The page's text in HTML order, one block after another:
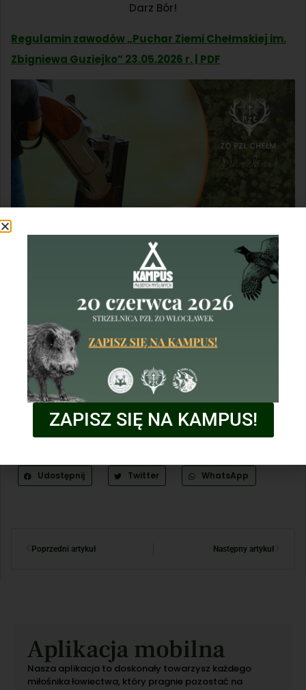
Darz Bór!
Regulamin zawodów „Puchar Ziemi Chełmskiej im.
Zbigniewa Guziejko” 23.05.2026 r. | PDF
Udostępnij Twitter WhatsApp
Poprzedni artykuł Następny artykuł
Aplikacja mobilna
Nasza aplikacja to doskonały towarzysz każdego
miłośnika łowiectwa, który pragnie pozostać na
ZAPISZ SIĘ NA KAMPUS!